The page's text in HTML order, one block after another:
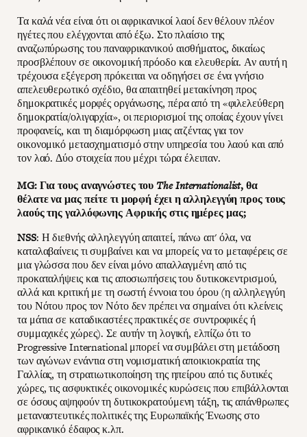
Τα καλά νέα είναι ότι οι αφρικανικοί λαοί δεν θέλουν πλέον
ηγέτες που ελέγχονται από έξω. Στο πλαίσιο της
αναζωπύρωσης του παναφρικανικού αισθήματος, δικαίως
προσβλέπουν σε οικονομική πρόοδο και ελευθερία. Αν αυτή η
τρέχουσα εξέγερση πρόκειται να οδηγήσει σε ένα γνήσιο
απελευθερωτικό σχέδιο, θα απαιτηθεί μετακίνηση προς
δημοκρατικές μορφές οργάνωσης, πέρα από τη «φιλελεύθερη
δημοκρατία/ολιγαρχία», οι περιορισμοί της οποίας έχουν γίνει
προφανείς, και τη διαμόρφωση μιας ατζέντας για τον
οικονομικό μετασχηματισμό στην υπηρεσία του λαού και από
τον λαό. Δύο στοιχεία που μέχρι τώρα έλειπαν.
MG: Για τους αναγνώστες τουThe Internationalist, θα
θέλατε να μας πείτε τι μορφή έχει η αλληλεγγύη προς τους
λαούς της γαλλόφωνης Αφρικής στις ημέρες μας;
NSS: Η διεθνής αλληλεγγύη απαιτεί, πάνω απ' όλα, να
καταλαβαίνεις τι συμβαίνει και να μπορείς να το μεταφέρεις σε
μια γλώσσα που δεν είναι μόνο απαλλαγμένη από τις
προκαταλήψεις και τις αποσιωπήσεις του δυτικοκεντρισμού,
αλλά και κριτική με τη σωστή έννοια του όρου (η αλληλεγγύη
του Νότου προς τον Νότο δεν πρέπει να σημαίνει ότι κλείνεις
τα μάτια σε καταδικαστέες πρακτικές σε συντροφικές ή
συμμαχικές χώρες). Σε αυτήν τη λογική, ελπίζω ότι το
Progressive International μπορεί να συμβάλει στη μετάδοση
των αγώνων ενάντια στη νομισματική αποικιοκρατία της
Γαλλίας, τη στρατιωτικοποίηση της ηπείρου από τις δυτικές
χώρες, τις ασφυκτικές οικονομικές κυρώσεις που επιβάλλονται
σε όσους αψηφούν τη δυτικοκρατούμενη τάξη, τις απάνθρωπες
μεταναστευτικές πολιτικές της Ευρωπαϊκής Ένωσης στο
αφρικανικό έδαφος κ.λπ.